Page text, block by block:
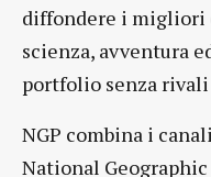
diffondere i migliori
scienza, avventura
portfolio senza
NGP combina i
National